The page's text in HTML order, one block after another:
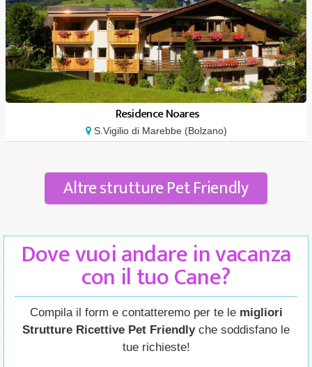
Residence Noares
S.Vigilio di Marebbe (Bolzano)
Altre strutture Pet Friendly
Dove vuoi andare in vacanza
con il tuo Cane?
Compila il form e contatteremo per te le migliori
Strutture Ricettive Pet Friendlyche soddisfano le
tue richieste!